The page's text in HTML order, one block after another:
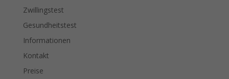
Zwillingstest
Gesundheitstest
Informationen
Kontakt
Preise